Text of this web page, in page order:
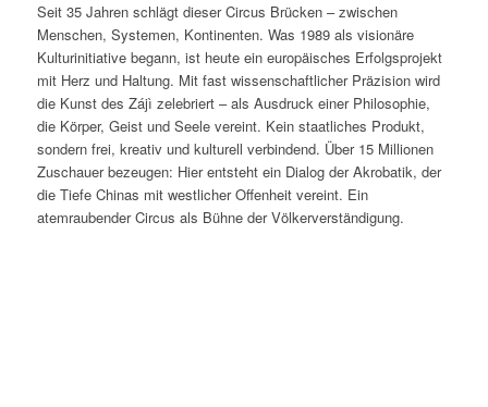
Seit 35 Jahren schlägt dieser Circus Brücken – zwischen
Menschen, Systemen, Kontinenten. Was 1989 als visionäre
Kulturinitiative begann, ist heute ein europäisches Erfolgsprojekt
mit Herz und Haltung. Mit fast wissenschaftlicher Präzision wird
die Kunst des Zájì zelebriert – als Ausdruck einer Philosophie,
die Körper, Geist und Seele vereint. Kein staatliches Produkt,
sondern frei, kreativ und kulturell verbindend. Über 15 Millionen
Zuschauer bezeugen: Hier entsteht ein Dialog der Akrobatik, der
die Tiefe Chinas mit westlicher Offenheit vereint. Ein
atemraubender Circus als Bühne der Völkerverständigung.